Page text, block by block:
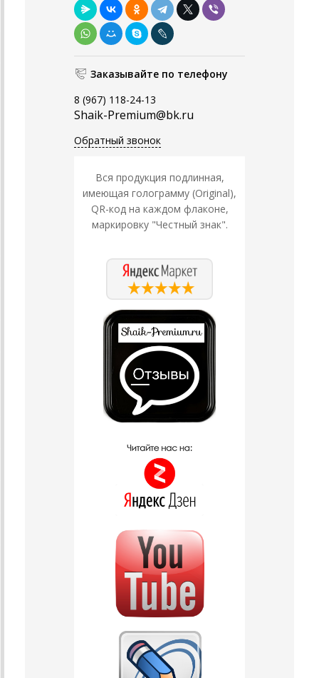
Заказывайте по телефону
8 (967) 118-24-13
Shaik-Premium@bk.ru
Обратный звонок
Вся продукция подлинная,
имеющая голограмму (Original),
QR-код на каждом флаконе,
маркировку "Честный знак".